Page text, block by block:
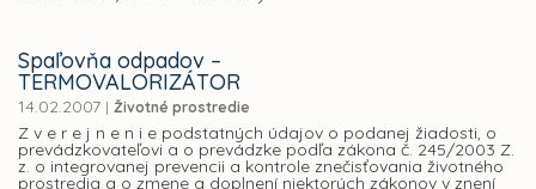
Spaľovňa odpadov –
TERMOVALORIZÁTOR
14.02.2007 | Životné prostredie
Z v e r e j n e n i e podstatných údajov o podanej žiadosti, o
prevádzkovateľovi a o prevádzke podľa zákona č. 245/2003 Z.
z. o integrovanej prevencii a kontrole znečisťovania životného
prostredia a o zmene a doplnení niektorých zákonov v znení